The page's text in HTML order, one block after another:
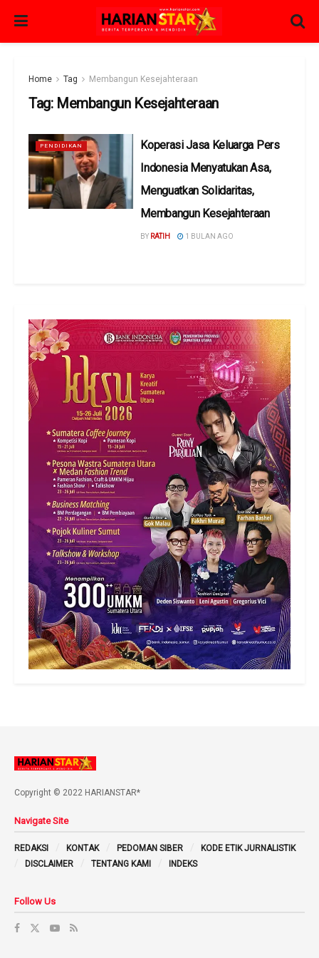
Home Tag Membangun Kesejahteraan
Tag: Membangun Kesejahteraan
PENDIDIKAN
Koperasi Jasa Keluarga Pers
Indonesia Menyatukan Asa,
Menguatkan Solidaritas,
Membangun Kesejahteraan
BY RATIH 1 BULAN AGO
Copyright © 2022 HARIANSTAR*
Navigate Site
REDAKSI KONTAK PEDOMAN SIBER
KODE ETIK JURNALISTIK
DISCLAIMER
TENTANG KAMI INDEKS
Follow Us